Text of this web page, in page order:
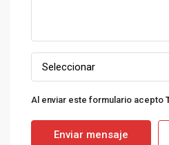
Seleccionar
Al enviar este formulario acepto
Enviar mensaje